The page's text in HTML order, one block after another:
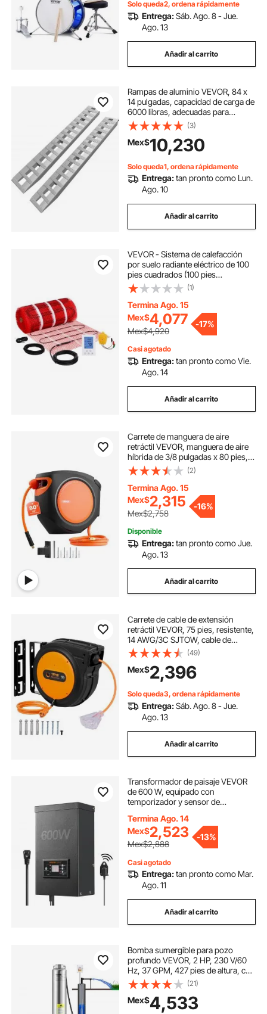
Solo queda2, ordena rápidamente
Entrega:Sáb. Ago. 8 - Jue.
Ago. 13
Añadir al carrito
Rampas de aluminio VEVOR, 84 x
14 pulgadas, capacidad de carga de
6000 libras, adecuadas para
automóviles, camiones y vehículos
todo terreno, incluye 2 rampas
(3)
Mex$10,230
Solo queda1, ordena rápidamente
Entrega:tan pronto como Lun.
Ago. 10
Añadir al carrito
VEVOR - Sistema de calefacción
por suelo radiante eléctrico de 100
pies cuadrados (100 pies
cuadrados), 14 °F-113 °F, con
termostato digital, 110-120 V.
Incluye monitor de instalación y
parte trasera adhesiva para una fácil
instalación.
(1)
Termina Ago. 15
Mex$4,077
Mex$4,920
-17%
Casi agotado
Entrega:tan pronto como Vie.
Ago. 14
Añadir al carrito
Carrete de manguera de aire
retráctil VEVOR, manguera de aire
híbrida de 3/8 pulgadas x 80 pies,
máx. 300 PSI, carrete de
mangueras de compresor de aire
cerrado con rebobinado
automático con entrada de 6,6 pies,
montaje giratorio de 180° en techo
o pared para talleres.
(2)
Termina Ago. 15
Mex$2,315
Mex$2,758
-16%
Disponible
Entrega:tan pronto como Jue.
Ago. 13
Añadir al carrito
Carrete de cable de extensión
retráctil VEVOR, 75 pies, resistente,
14 AWG/3C SJTOW, cable de
alimentación retráctil con toma
triple iluminada, disyuntor de 13 A,
soporte giratorio de 180° para
montaje en techo o pared.
(49)
Mex$2,396
Solo queda3, ordena rápidamente
Entrega:Sáb. Ago. 8 - Jue.
Ago. 13
Añadir al carrito
Transformador de paisaje VEVOR
de 600 W, equipado con
temporizador y sensor de
iluminación exterior resistente a la
intemperie, 120 V CA a 12 V/14 V
CA, ideal para exteriores, focos,
caminos, iluminación de piscinas,
certificación ETL
Termina Ago. 14
Mex$2,523
Mex$2,888
-13%
Casi agotado
Entrega:tan pronto como Mar.
Ago. 11
Añadir al carrito
Bomba sumergible para pozo
profundo VEVOR, 2 HP, 230 V/60
Hz, 37 GPM, 427 pies de altura, con
cable de 33 pies y caja de control
externa, bombas de agua de acero
inoxidable de 4 pulgadas para uso
industrial, de riego y doméstico,
(21)
Mex$4,533